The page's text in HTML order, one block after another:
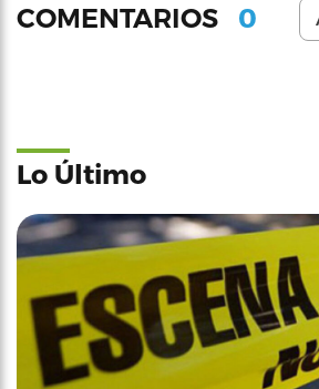
COMENTARIOS 0
Lo Último